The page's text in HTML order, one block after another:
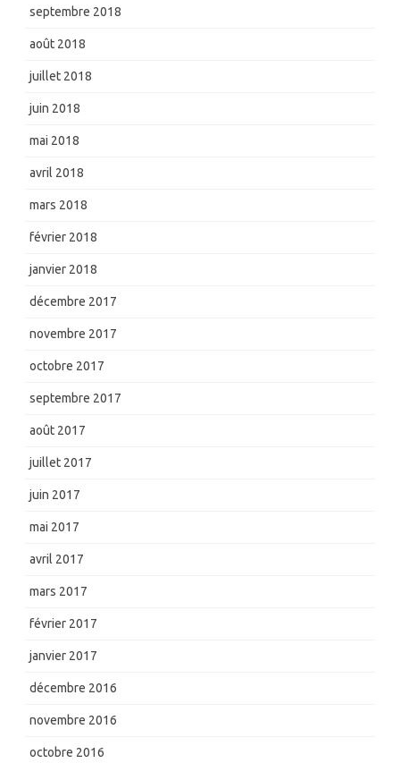
septembre 2018
août 2018
juillet 2018
juin 2018
mai 2018
avril 2018
mars 2018
février 2018
janvier 2018
décembre 2017
novembre 2017
octobre 2017
septembre 2017
août 2017
juillet 2017
juin 2017
mai 2017
avril 2017
mars 2017
février 2017
janvier 2017
décembre 2016
novembre 2016
octobre 2016